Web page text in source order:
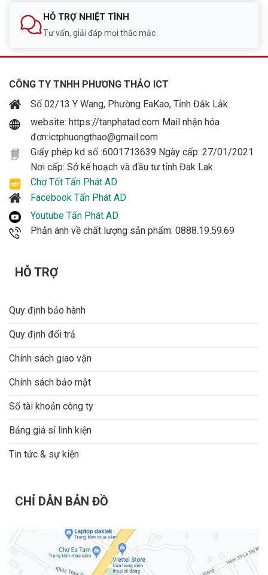
HỖ TRỢ NHIỆT TÌNH
Tư vấn, giải đáp mọi thắc mắc
CÔNG TY TNHH PHƯƠNG THẢO ICT
Số 02/13 Y Wang, Phường EaKao, Tỉnh Đắk Lắk
website: https://tanphatad.com Mail nhận hóa
đơn:ictphuongthao@gmail.com
Giấy phép kd số :6001713639 Ngày cấp: 27/01/2021
Nơi cấp: Sở kế hoạch và đầu tư tỉnh Đak Lak
Chợ Tốt Tấn Phát AD
Facebook Tấn Phát AD
Youtube Tấn Phát AD
Phản ánh về chất lượng sản phẩm: 0888.19.59.69
HỖ TRỢ
Quy định bảo hành
Quy định đổi trả
Chính sách giao vận
Chính sách bảo mật
Số tài khoản công ty
Bảng giá sỉ linh kiện
Tin tức & sự kiện
CHỈ DẪN BẢN ĐỒ